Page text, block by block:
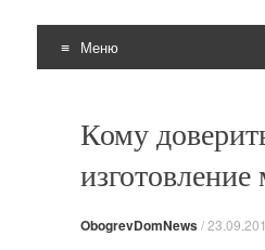
Меню
Кому
изготовление
ObogrevDomNews/